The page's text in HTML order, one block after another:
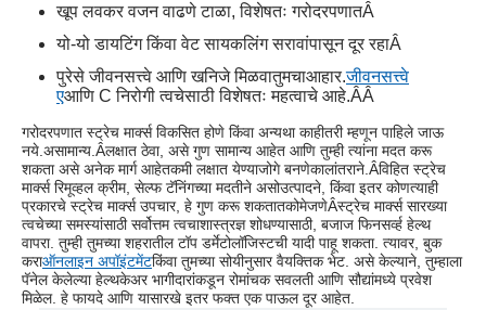
खूप लवकर वजन वाढणे टाळा, विशेषतः गरोदरपणातÂ
यो-यो डायटिंग किंवा वेट सायकलिंग सरावांपासून दूर रहाÂ
पुरेसे जीवनसत्त्वे आणि खनिजे मिळवातुमचाआहार.जीवनसत्त्वे
एआणि C निरोगी त्वचेसाठी विशेषतः महत्वाचे आहे.ÂÂ
गरोदरपणात स्ट्रेच मार्क्स विकसित होणे किंवा अन्यथा काहीतरी म्हणून पाहिले जाऊ
नये. असामान्य.Âलक्षात ठेवा, असे गुण सामान्य आहेत आणि तुम्ही त्यांना मदत करू
शकता असे अनेक मार्ग आहेतकमी लक्षात येण्याजोगे बनणेकालांतराने.Âविहित स्ट्रेच
मार्क्स रिमूव्हल क्रीम, सेल्फ टॅनिंगच्या मदतीने असोउत्पादने, किंवा इतर कोणत्याही
प्रकारचे स्ट्रेच मार्क्स उपचार, हे गुण करू शकतातकोमेजणेÂस्ट्रेच मार्क्स सारख्या
त्वचेच्या समस्यांसाठी सर्वोत्तम त्वचाशास्त्रज्ञ शोधण्यासाठी, बजाज फिनसर्व्ह हेल्थ
वापरा. तुम्ही तुमच्या शहरातील टॉप डर्मेटोलॉजिस्टची यादी पाहू शकता. त्यावर, बुक
कराऑनलाइन अपॉइंटमेंटकिंवा तुमच्या सोयीनुसार वैयक्तिक भेट. असे केल्याने, तुम्हाला
पॅनेल केलेल्या हेल्थकेअर भागीदारांकडून रोमांचक सवलती आणि सौद्यांमध्ये प्रवेश
मिळेल. हे फायदे आणि यासारखे इतर फक्त एक पाऊल दूर आहेत.